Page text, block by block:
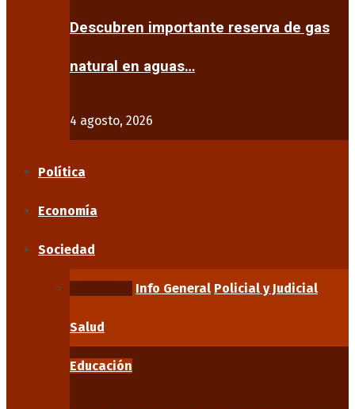
Descubren importante reserva de gas
natural en aguas…
4 agosto, 2026
Política
Economía
Sociedad
Info General Policial y Judicial
Salud
Educación